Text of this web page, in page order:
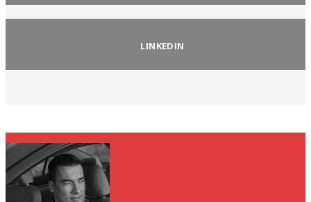
LINKEDIN